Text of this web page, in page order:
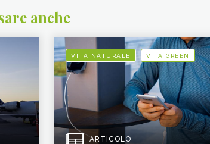
anche
VITA NATURALE VITA GREEN
ARTICOLO